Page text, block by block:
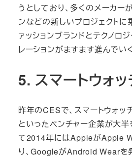
うとしており、多くのメーカー
ンなどの新しいプロジェクトに
ァッションブランドとテクノロ
レーションがますます進んでい
5. スマートウォ
昨年のCESで、スマートウォ
といったベンチャー企業が大半
て2014年にはAppleがApple
り、GoogleがAndroid Wearを